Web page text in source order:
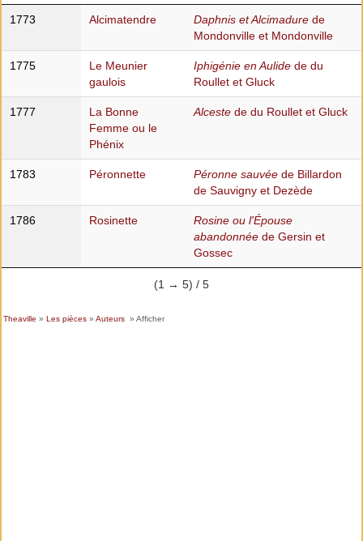
1773 Alcimatendre Daphnis et Alcimadurede
Mondonville et Mondonville
1775
Le Meunier
gaulois
Iphigénie en Aulidede du
Roullet et Gluck
1777
La Bonne
Femme ou le
Phénix
Alcestede du Roullet et Gluck
1783 Péronnette Péronne sauvéede Billardon
de Sauvigny et Dezède
1786 Rosinette
Rosine ou l'Épouse
abandonnéede Gersin et
Gossec
(1 → 5) / 5
Theaville » Les pièces» Auteurs » Afficher